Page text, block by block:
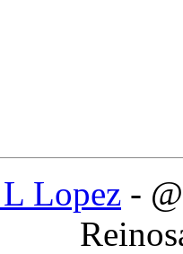
L Lopez -